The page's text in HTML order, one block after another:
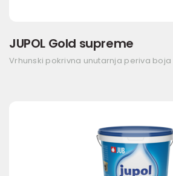
JUPOL Gold supreme
Vrhunski pokrivna unutarnja periva boja